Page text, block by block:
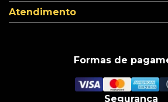
Atendimento
Formas de
Segurança